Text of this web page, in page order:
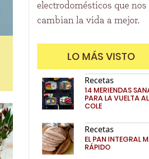
electrodomésticos que nos
cambian la vida a mejor.
LO MÁS VISTO
Recetas
14 MERIENDAS
PARA LA VUELTA AL
COLE
Recetas
EL PAN INTEGRAL
RÁPIDO